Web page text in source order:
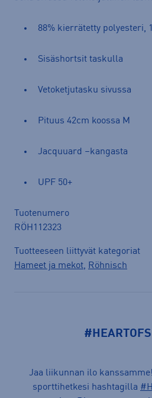
88% kierrätetty polyesteri,
Sisäshortsit taskulla
Vetoketjutasku sivussa
Pituus 42cm koossa M
Jacquuard –kangasta
UPF 50+
Tuotenumero
RÖH112323
Tuotteeseen liittyvät kategoriat
Hameet ja mekot, Röhnisch
Jaa liikunnan ilo
sporttihetkesi hashtagilla